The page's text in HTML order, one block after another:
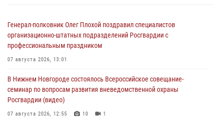
Генерал-полковник Олег Плохой поздравил специалистов
организационно-штатных подразделений Росгвардии с
профессиональным праздником
07 августа 2026, 13:01
В Нижнем Новгороде состоялось Всероссийское совещание-
семинар по вопросам развития вневедомственной охраны
Росгвардии (видео)
07 августа 2026, 12:55 10 1